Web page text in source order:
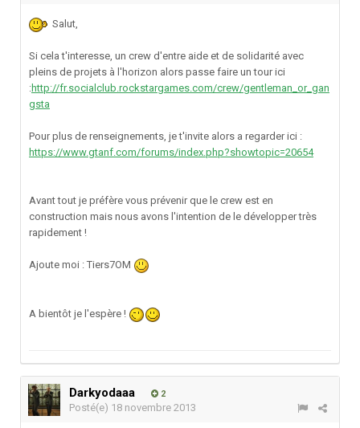
Salut,
Si cela t'interesse, un crew d'entre aide et de solidarité avec
pleins de projets à l'horizon alors passe faire un tour ici
:http://fr.socialclub.rockstargames.com/crew/gentleman_or_gan
gsta
Pour plus de renseignements, je t'invite alors a regarder ici :
https://www.gtanf.com/forums/index.php?showtopic=20654
Avant tout je préfère vous prévenir que le crew est en
construction mais nous avons l'intention de le développer très
rapidement !
Ajoute moi : Tiers7OM
A bientôt je l'espère !
Darkyodaaa 2
Posté(e) 18 novembre 2013